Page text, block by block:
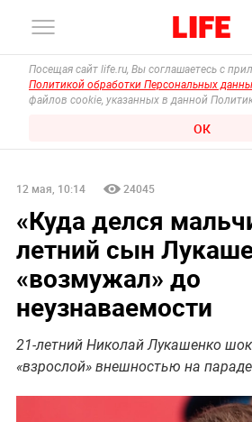
Посещая сайт life.ru, Вы соглашаетесь с
Политикой обработки Персональных
файлов cookie, указанных в данной
ОК
12 мая, 10:14 24045
«Куда делся
летний сын
«возмужал» до
неузнаваемости
21-летний Николай Лукашенко
«взрослой» внешностью на параде